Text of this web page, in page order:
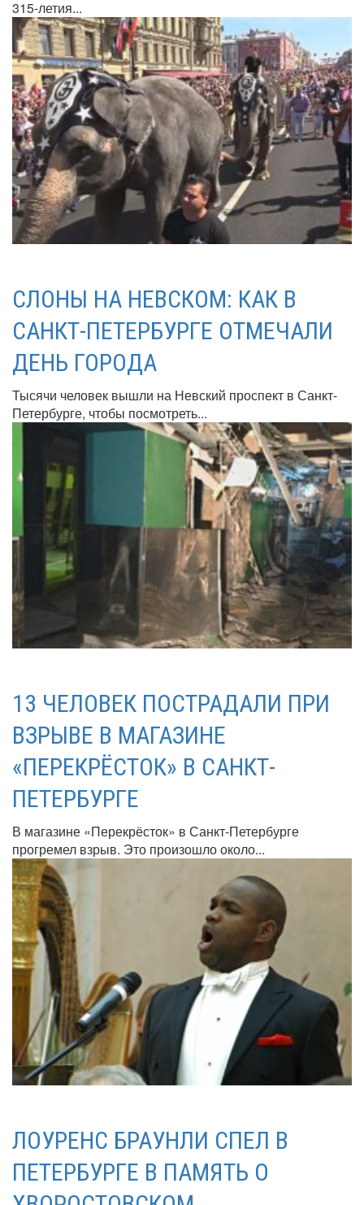
315-летия...
СЛОНЫ НА НЕВСКОМ: КАК В
САНКТ-ПЕТЕРБУРГЕ ОТМЕЧАЛИ
ДЕНЬ ГОРОДА
Тысячи человек вышли на Невский проспект в Санкт-
Петербурге, чтобы посмотреть...
13 ЧЕЛОВЕК ПОСТРАДАЛИ ПРИ
ВЗРЫВЕ В МАГАЗИНЕ
«ПЕРЕКРЁСТОК» В САНКТ-
ПЕТЕРБУРГЕ
В магазине «Перекрёсток» в Санкт-Петербурге
прогремел взрыв. Это произошло около...
ЛОУРЕНС БРАУНЛИ СПЕЛ В
ПЕТЕРБУРГЕ В ПАМЯТЬ О